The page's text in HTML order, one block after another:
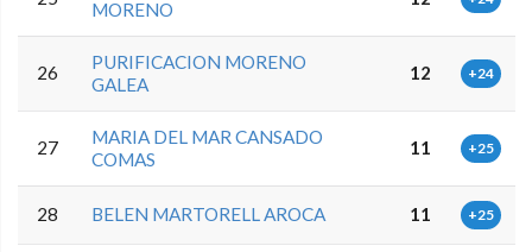
MORENO
26
PURIFICACION MORENO
GALEA
12 +24
27
MARIA DEL MAR CANSADO
COMAS
11 +25
28 BELEN MARTORELL AROCA 11 +25